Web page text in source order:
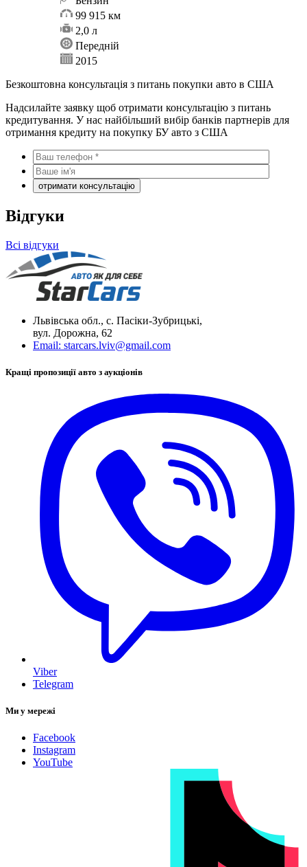
99 915 км
2,0 л
Передній
2015
Безкоштовна консультація з питань покупки авто в США
Надсилайте заявку щоб отримати консультацію з питань
кредитування. У нас найбільший вибір банків партнерів для
отримання кредиту на покупку БУ авто з США
Відгуки
Всі відгуки
Львівська обл., с. Пасіки-Зубрицькі,
вул. Дорожна, 62
Email: starcars.lviv@gmail.com
Кращі пропозиції авто з аукціонів
Viber
Telegram
Ми у мережі
Facebook
Instagram
YouTube